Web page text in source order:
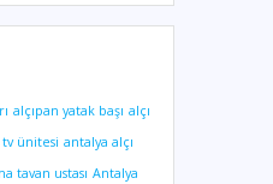
alçıpan yatak başı alçı
tv ünitesi antalya alçı
tavan ustası Antalya